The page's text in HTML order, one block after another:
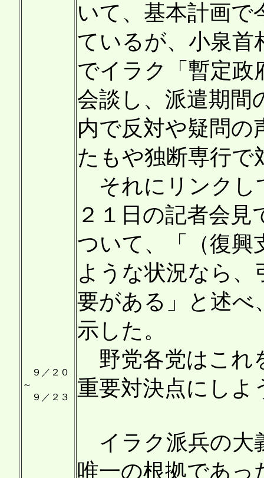
９／２０
～
９／２３
いて、基本計画で
ているが、小泉首
でイラク「暫定政
会談し、派遣期間
内で反対や疑問の
たもや独断専行で
それにリンクし
２１日の記者会
ついて、「（復興
ような状況なら、
要がある」と述べ
示した。
野党各党はこれ
重要対決点にしよ
イラク派兵の大
唯一の根拠であっ